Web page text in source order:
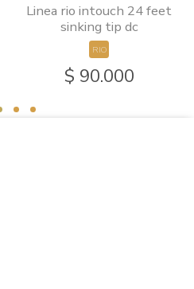
Linea rio intouch 24 feet
sinking tip dc
RIO
$ 90.000